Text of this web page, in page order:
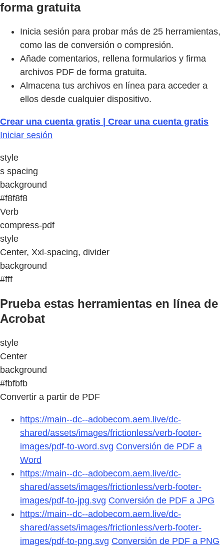
forma gratuita
Inicia sesión para probar más de 25 herramientas,
como las de conversión o compresión.
Añade comentarios, rellena formularios y firma
archivos PDF de forma gratuita.
Almacena tus archivos en línea para acceder a
ellos desde cualquier dispositivo.
Crear una cuenta gratis | Crear una cuenta gratis
Iniciar sesión
style
s spacing
background
#f8f8f8
Verb
compress-pdf
style
Center, Xxl-spacing, divider
background
#fff
Prueba estas herramientas en línea de
Acrobat
style
Center
background
#fbfbfb
Convertir a partir de PDF
https://main--dc--adobecom.aem.live/dc-
shared/assets/images/frictionless/verb-footer-
images/pdf-to-word.svg Conversión de PDF a
Word
https://main--dc--adobecom.aem.live/dc-
shared/assets/images/frictionless/verb-footer-
images/pdf-to-jpg.svg Conversión de PDF a JPG
https://main--dc--adobecom.aem.live/dc-
shared/assets/images/frictionless/verb-footer-
images/pdf-to-png.svg Conversión de PDF a PNG